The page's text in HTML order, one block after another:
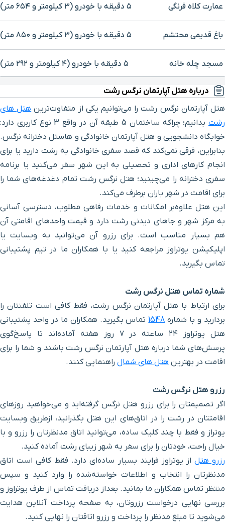
عمارت کلاه فرنگی ۵ دقیقه با خودرو (۳ کیلومتر و ۶۵۴ متر)
باغ قدیمی محتشم ۵ دقیقه با خودرو (۳ کیلومتر و ۸۵۰ متر)
مسجد چله خانه ۵ دقیقه با خودرو (۴ کیلومتر و ۲۹۲ متر)
دبیرستان شاهپور یا شهید
بهشتی
۶ دقیقه با خودرو (۴ کیلومتر و ۴۳۶ متر)
پاساژ امیر ۶ دقیقه با خودرو (۴ کیلومتر و ۷۰۲ متر)
پاساژ پاسارگاد ۶ دقیقه با خودرو (۴ کیلومتر و ۹۸۸ متر)
پارک سبزه میدان ۶ دقیقه با خودرو (۵ کیلومتر و ۴۵ متر)
پاساژنور ۷ دقیقه با خودرو (۵ کیلومتر و ۱۶۳ متر)
بقعه خواهر امام ۷ دقیقه با خودرو (۵ کیلومتر و ۲۴۱ متر)
بقعه دانای علی ۸ دقیقه با خودرو (۵ کیلومتر و ۸۴۴ متر)
پایانه مسافربری ۹ دقیقه با خودرو (۶ کیلومتر و ۹۹۰ متر)
مرداب عینک ۹ دقیقه با خودرو (۷ کیلومتر و ۵۳۰ متر)
بیمارستان پارس
بیمارستان قائم ۹ دقیقه با خودرو (۸ کیلومتر و ۱۴۷ متر)
مرکز خرید گلسار ۱۰ دقیقه با خودرو (۸ کیلومتر و ۲۷۳ متر)
بیمارستان گلسار ۱۱ دقیقه با خودرو (۸ کیلومتر و ۴۴۹ متر)
بیمارستان آریا ۱۲ دقیقه با خودرو (۱۰ کیلومتر و ۹۰۰ متر)
برای بزرگنمایی روی نقشه کلیک کنید
درباره هتل آپارتمان نرگس رشت
هتل آپارتمان نرگس رشت را می‌توانیم یکی از متفاوت‌ترینهتل‌ های
رشت
بدانیم؛ چراکه ساختمان 5 طبقه آن در واقع 3 نوع کاربری دارد:
خوابگاه دانشجویی و هتل آپارتمان خانوادگی و هاستل دخترانه نرگس.
بنابراین، فرقی نمی‌کند که قصد سفری خانوادگی به رشت دارید یا برای
انجام کارهای اداری و تحصیلی به این شهر سفر می‌کنید یا برنامه
سفری دخترانه را می‌چینید؛ هتل نرگس رشت تمام دغدغه‌های شما را
برای اقامت در شهر باران برطرف می‌کند.
این هتل علاوه‌بر امکانات و خدمات رفاهی مطلوب، دسترسی آسانی
به مرکز شهر و جاهای دیدنی رشت دارد و قیمت واحدهای اقامتی آن
هم بسیار مناسب است. برای رزرو آن می‌توانید به وبسایت یا
اپلیکیشن یوتراوز مراجعه کنید یا با همکاران ما در تیم پشتیبانی
تماس بگیرید.
شماره تماس هتل نرگس رشت
برای ارتباط با هتل آپارتمان نرگس رشت، فقط کافی‌ است تلفنتان را
بردارید و با شماره1548تماس بگیرید. همکاران ما در واحد پشتیبانی
هتل یوتراوز ۲۴ ساعته در ۷ روز هفته آماده‌اند تا پاسخ‌گوی
پرسش‌های شما درباره هتل آپارتمان نرگس رشت باشند و شما را برای
اقامت در بهترین هتل های شمال راهنمایی کنند.
رزرو هتل نرگس رشت
اگر تصمیمتان را برای رزرو هتل نرگس گرفته‌اید و می‌خواهید روزهای
اقامتتان در رشت را در اتاق‌های این هتل بگذرانید، ازطریق وبسایت
یوتراز و فقط با چند کلیک ساده، می‌توانید اتاق مدنظرتان را رزرو و با
خیال راحت، خودتان را برای سفر به شهر زیبای رشت آماده کنید.
رزرو هتل از یوتراوز فرایند بسیار ساده‌ای دارد. فقط کافی‌ است اتاق
مدنظرتان را انتخاب و اطلاعات خواسته‌شده را وارد کنید و سپس
منتظر تماس همکاران ما بمانید. بعد‌از دریافت تماس از طرف یوتراوز و
بررسی نهایی درخواست رزروتان، به صفحه پرداخت آنلاین هدایت
می‌شوید تا مبلغ مدنظر را پرداخت و رزرو اتاقتان را نهایی کنید.